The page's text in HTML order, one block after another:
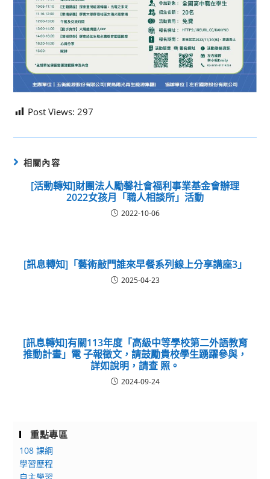
Post Views: 297
相關內容
[活動轉知]財團法人勵馨社會福利事業基金會辦理
2022女孩月「職人相談所」活動
2022-10-06
[訊息轉知]「藝術敲門誰來早餐系列線上分享講座3」
2025-04-23
[訊息轉知]有關113年度「高級中等學校第二外語教育
推動計畫」電 子報徵文，請鼓勵貴校學生踴躍參與，
詳如說明，請查 照。
2024-09-24
重點專區
108 課綱
學習歷程